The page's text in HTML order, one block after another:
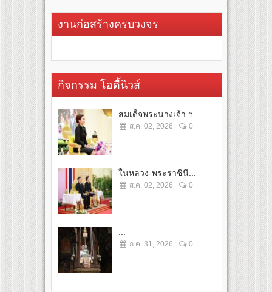
งานก่อสร้างครบวงจร
กิจกรรม โอดี้นิวส์
สมเด็จพระนางเจ้า ฯ...
ส.ค. 02, 2026 0
ในหลวง-พระราชินี...
ส.ค. 02, 2026 0
ก.ค. 31, 2026 0